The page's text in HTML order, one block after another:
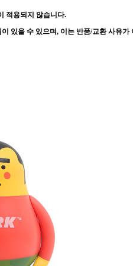
적용되지 않습니다.
있을 수 있으며, 이는 반품/교환 사유가